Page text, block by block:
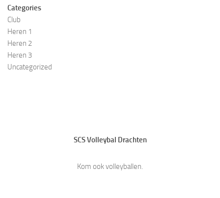
Categories
Club
Heren 1
Heren 2
Heren 3
Uncategorized
SCS Volleybal Drachten
Kom ook volleyballen.